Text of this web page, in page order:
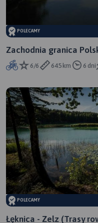
POLECAMY
Zachodnia granica
6/6 645 km 6 dni
POLECAMY
Łęknica - Zelz (Trasy